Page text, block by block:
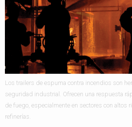
Los trailers de espuma contra incendios son
seguridad industrial. Ofrecen una respuesta
de fuego, especialmente en sectores con altos
refinerías.